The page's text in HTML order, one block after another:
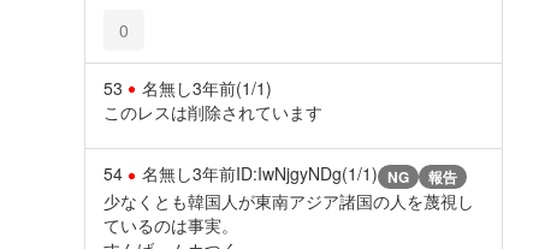
0
53 名無し3年前(1/1)
このレスは削除されています
54 名無し3年前ID:IwNjgyNDg(1/1) NG 報告
少なくとも韓国人が東南アジア諸国の人を蔑視し
ているのは事実。